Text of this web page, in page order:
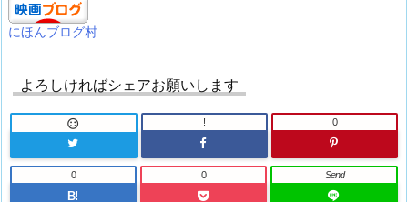
にほんブログ村
よろしければシェアお願いします
 ! 0
B!
0 0 Send